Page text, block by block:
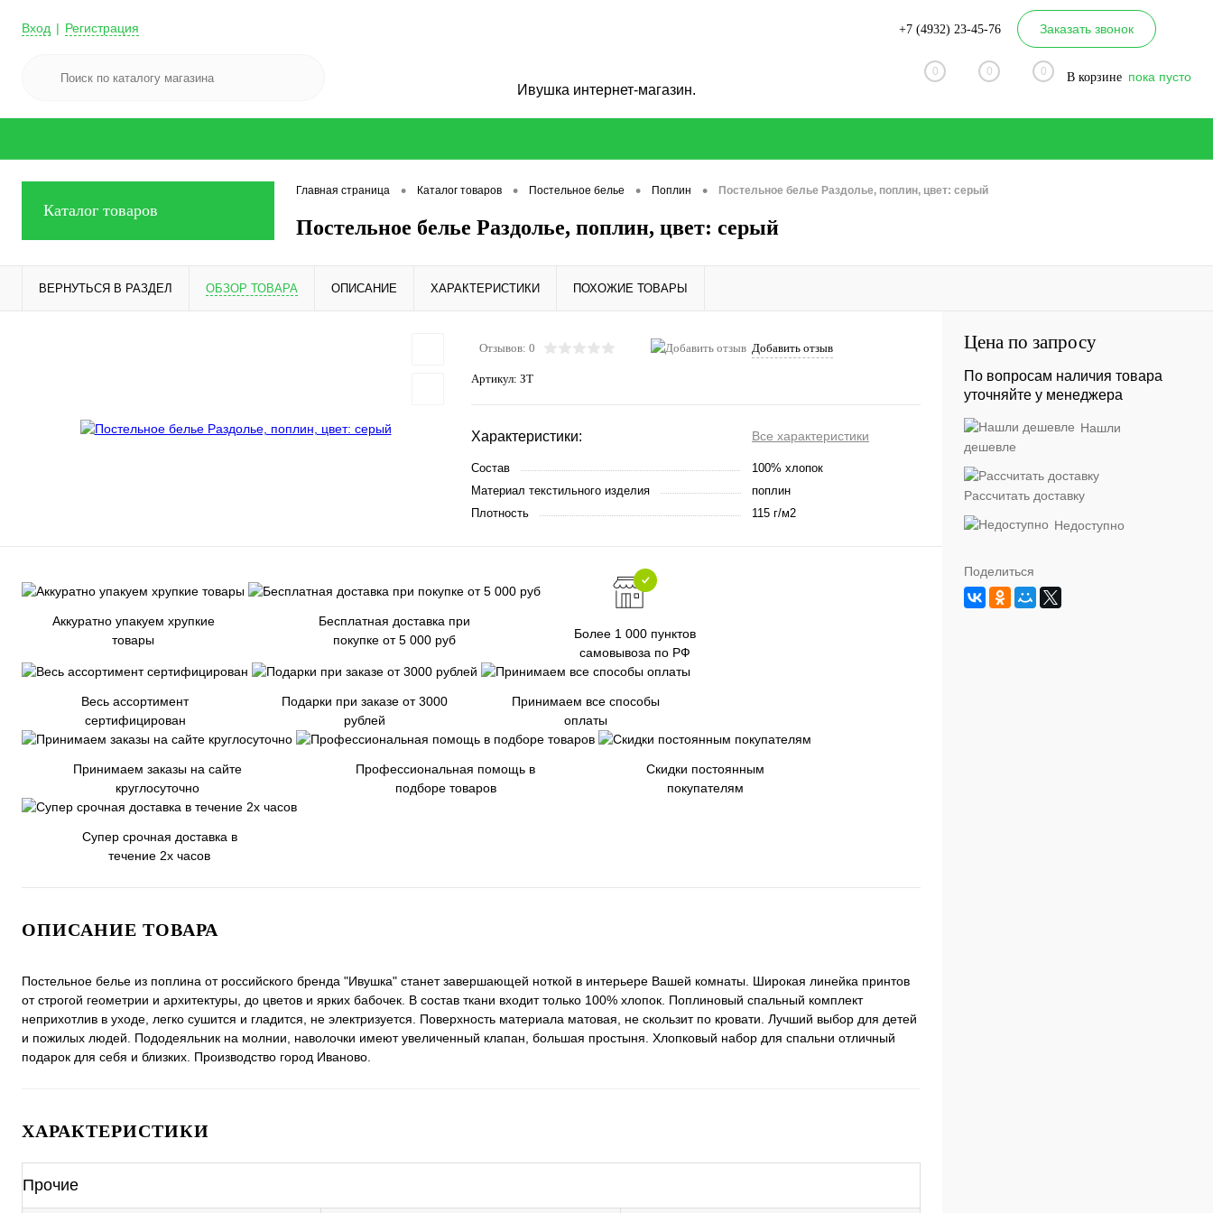
Вход Регистрация +7 (4932) 23-45-76 Заказать звонок
0 0 0 В корзине пока пусто
Ивушка интернет-магазин.
Каталог товаров
Главная страница • Каталог товаров • Постельное белье • Поплин • Постельное белье Раздолье, поплин, цвет: серый
Постельное белье Раздолье, поплин, цвет: серый
ВЕРНУТЬСЯ В РАЗДЕЛ ОБЗОР ТОВАРА ОПИСАНИЕ ХАРАКТЕРИСТИКИ ПОХОЖИЕ ТОВАРЫ
Отзывов: 0 Добавить отзыв
Артикул: ЗТ
Характеристики: Все характеристики
Состав
100% хлопок
Материал текстильного изделия
поплин
Плотность
115 г/м2
Аккуратно упакуем хрупкие
товары
Бесплатная доставка при
покупке от 5 000 руб
Более 1 000 пунктов
самовывоза по РФ
Весь ассортимент
сертифицирован
Подарки при заказе от 3000
рублей
Принимаем все способы
оплаты
Принимаем заказы на сайте
круглосуточно
Профессиональная помощь в
подборе товаров
Скидки постоянным
покупателям
Супер срочная доставка в
течение 2х часов
ОПИСАНИЕ ТОВАРА
Постельное белье из поплина от российского бренда "Ивушка" станет завершающей ноткой в интерьере Вашей комнаты. Широкая линейка принтов
от строгой геометрии и архитектуры, до цветов и ярких бабочек. В состав ткани входит только 100% хлопок. Поплиновый спальный комплект
неприхотлив в уходе, легко сушится и гладится, не электризуется. Поверхность материала матовая, не скользит по кровати. Лучший выбор для детей
и пожилых людей. Пододеяльник на молнии, наволочки имеют увеличенный клапан, большая простыня. Хлопковый набор для спальни отличный
подарок для себя и близких. Производство город Иваново.
ХАРАКТЕРИСТИКИ
Прочие
Цена по запросу
По вопросам наличия товара
уточняйте у менеджера
Нашли
дешевле
Рассчитать доставку
Недоступно
Поделиться